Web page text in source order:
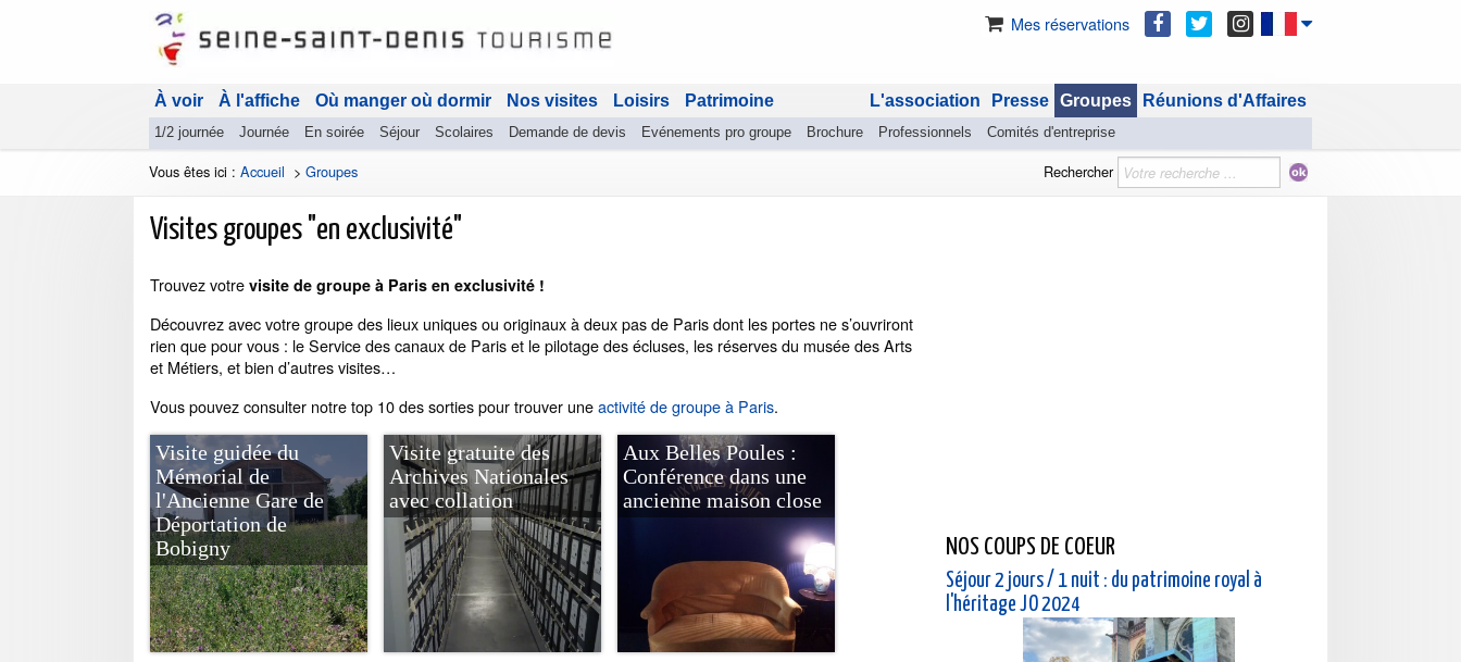
Mes réservations
À voir À l'affiche Où manger où dormir Nos visites Loisirs Patrimoine Réunions d'Affaires
Groupes
1/2 journée Journée En soirée Séjour Scolaires Demande de devis Evénements pro groupe Brochure Professionnels Comités d'entreprise
Presse
L'association
Vous êtes ici : Accueil > Groupes Rechercher
Visites groupes "en exclusivité"
Trouvez votre visite de groupe à Paris en exclusivité !
Découvrez avec votre groupe des lieux uniques ou originaux à deux pas de Paris dont les portes ne s’ouvriront
rien que pour vous : le Service des canaux de Paris et le pilotage des écluses, les réserves du musée des Arts
et Métiers, et bien d’autres visites…
Vous pouvez consulter notre top 10 des sorties pour trouver uneactivité de groupe à Paris.
Visite guidée du
Mémorial de
l'Ancienne Gare de
Déportation de
Bobigny
Visite gratuite des
Archives Nationales
avec collation
Aux Belles Poules :
Conférence dans une
ancienne maison close
NOS COUPS DE COEUR
Séjour 2 jours / 1 nuit : du patrimoine royal à
l'héritage JO 2024